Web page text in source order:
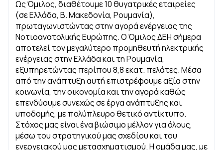
Ως Όμιλος, διαθέτουμε 10 θυγατρικές εταιρείες
(σε Ελλάδα, Β. Μακεδονία, Ρουμανία),
πρωταγωνιστώντας στην αγορά ενέργειας της
Νοτιοανατολικής Ευρώπης. Ο Όμιλος ΔΕΗ σήμερα
αποτελεί τον μεγαλύτερο προμηθευτή ηλεκτρικής
ενέργειας στην Ελλάδα και τη Ρουμανία,
εξυπηρετώντας περίπου 8,8 εκατ. πελάτες. Μέσα
από την ανάπτυξη αυτή επιστρέφουμε αξία στην
κοινωνία, την οικονομία και την αγορά καθώς
επενδύουμε συνεχώς σε έργα ανάπτυξης και
υποδομής, με πολύπλευρο θετικό αντίκτυπο.
Στόχος μας είναι ένα βιώσιμο μέλλον για όλους,
μέσω του στρατηγικού μας σχεδίου και του
ενεργειακού μας μετασχηματισμού. Η ομάδα μας, με